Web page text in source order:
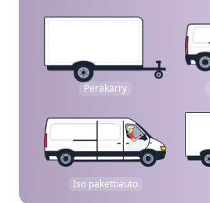
Peräkärry
Iso pakettiauto